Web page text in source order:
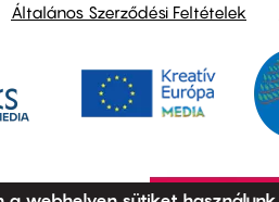
Általános Szerződési Feltételek